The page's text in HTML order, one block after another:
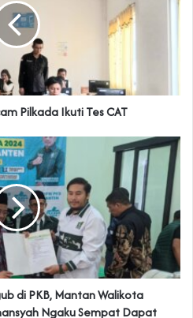
Pilkada Ikuti Tes CAT
di PKB, Mantan Walikota
Ngaku Sempat Dapat